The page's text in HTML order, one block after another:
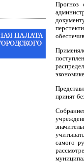
Прогноз
принят
самого